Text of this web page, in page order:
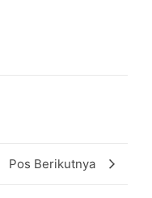
Pos Berikutnya